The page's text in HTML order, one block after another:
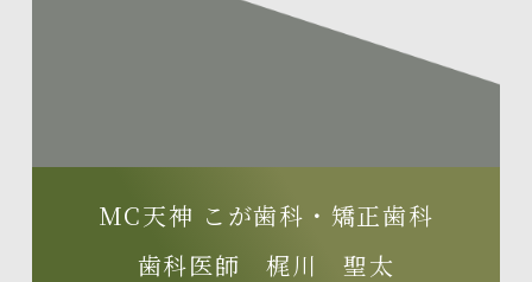
MC天神 こが歯科・矯正歯科
歯科医師 梶川 聖太